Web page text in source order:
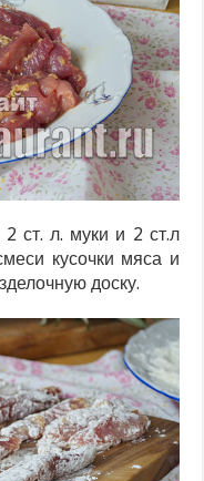
ст. л. муки и 2 ст.л
кусочки мяса и
доску.